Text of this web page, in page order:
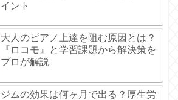
イント
大人のピアノ上達を阻む原因とは？
『ロコモ』と学習課題から解決策を
プロが解説
ジムの効果は何ヶ月で出る？厚生労